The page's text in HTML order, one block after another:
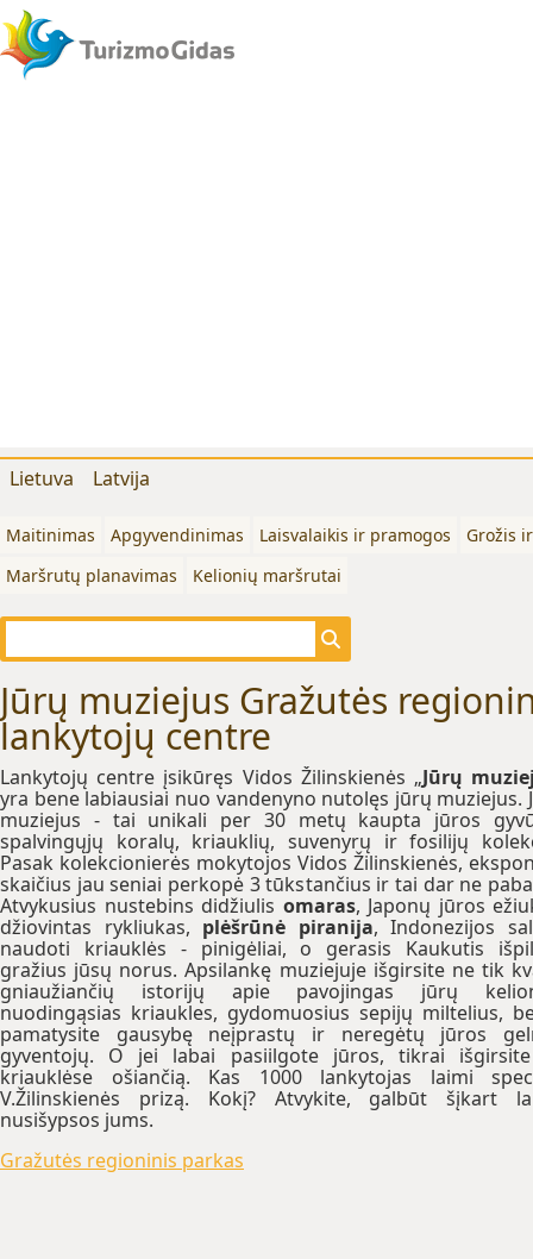
Lietuva Latvija
Maitinimas Apgyvendinimas Laisvalaikis ir pramogos
Grožis
Maršrutų planavimas
Kelionių maršrutai
Jūrų muziejus Gražutės
lankytojų centre
Lankytojų centre įsikūręs Vidos Žilinskienės „Jūrų
yra bene labiausiai nuo vandenyno nutolęs jūrų muziejus.
muziejus - tai unikali per 30 metų kaupta jūros
spalvingųjų koralų, kriauklių, suvenyrų ir fosilijų
Pasak kolekcionierės mokytojos Vidos Žilinskienės,
skaičius jau seniai perkopė 3 tūkstančius ir tai dar ne
Atvykusius nustebins didžiulis omaras, Japonų jūros
džiovintas rykliukas, plėšrūnė piranija, Indonezijos
naudoti kriauklės - pinigėliai, o gerasis Kaukutis
gražius jūsų norus. Apsilankę muziejuje išgirsite ne tik
gniaužiančių istorijų apie pavojingas jūrų
nuodingąsias kriaukles, gydomuosius sepijų miltelius,
pamatysite gausybę neįprastų ir neregėtų jūros
gyventojų. O jei labai pasiilgote jūros, tikrai
kriauklėse ošiančią. Kas 1000 lankytojas laimi
V.Žilinskienės prizą. Kokį? Atvykite, galbūt šįkart
nusišypsos jums.
Gražutės regioninis parkas